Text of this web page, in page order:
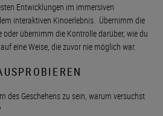
Entwicklungen im immersiven
interaktiven Kinoerlebnis. Übernimm die
oder übernimm die Kontrolle darüber, wie du
eine Weise, die zuvor nie möglich war.
des Geschehens zu sein, warum versuchst